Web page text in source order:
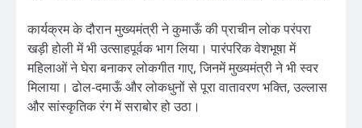
कार्यक्रम के दौरान मुख्यमंत्री ने कुमाऊँ की प्राचीन लोक परंपरा
खड़ी होली में भी उत्साहपूर्वक भाग लिया। पारंपरिक वेशभूषा में
महिलाओं ने घेरा बनाकर लोकगीत गाए, जिनमें मुख्यमंत्री ने भी स्वर
मिलाया। ढोल-दमाऊँ और लोकधुनों से पूरा वातावरण भक्ति, उल्लास
और सांस्कृतिक रंग में सराबोर हो उठा।